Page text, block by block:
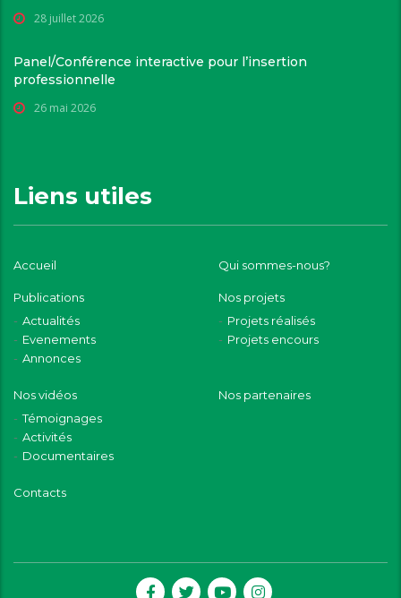
28 juillet 2026
Panel/Conférence interactive pour l’insertion
professionnelle
26 mai 2026
Liens utiles
Accueil Qui sommes-nous?
Publications
Actualités
Evenements
Annonces
Nos projets
Projets réalisés
Projets encours
Nos vidéos
Témoignages
Activités
Documentaires
Nos partenaires
Contacts